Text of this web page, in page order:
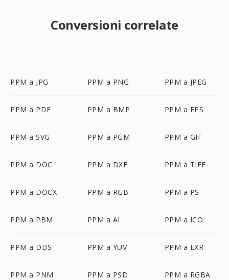
Conversioni correlate
PPM a JPG PPM a PNG PPM a JPEG
PPM a PDF PPM a BMP PPM a EPS
PPM a SVG PPM a PGM PPM a GIF
PPM a DOC PPM a DXF PPM a TIFF
PPM a DOCX PPM a RGB PPM a PS
PPM a PBM PPM a AI PPM a ICO
PPM a DDS PPM a YUV PPM a EXR
PPM a PNM PPM a PSD PPM a RGBA